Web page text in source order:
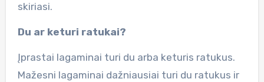
skiriasi.
Du ar keturi ratukai?
Įprastai lagaminai turi du arba keturis ratukus.
Mažesni lagaminai dažniausiai turi du ratukus ir